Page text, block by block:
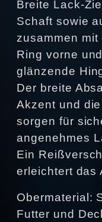
Breite Lack-
Schaft sowie
zusammen
Ring vorne
glänzende
Der breite
Akzent und
sorgen für
angenehmes
Ein
erleichtert das
Obermaterial:
Futter und